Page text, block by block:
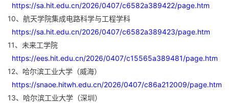
https://sa.hit.edu.cn/2026/0407/c6582a389422/page.htm
10、航天学院集成电路科学与工程学科
https://sa.hit.edu.cn/2026/0407/c6582a389423/page.htm
11、未来工学院
https://ees.hit.edu.cn/2026/0407/c15565a389481/page.htm
12、哈尔滨工业大学（威海）
https://snaoe.hitwh.edu.cn/2026/0407/c86a212009/page.htm
13、哈尔滨工业大学（深圳）